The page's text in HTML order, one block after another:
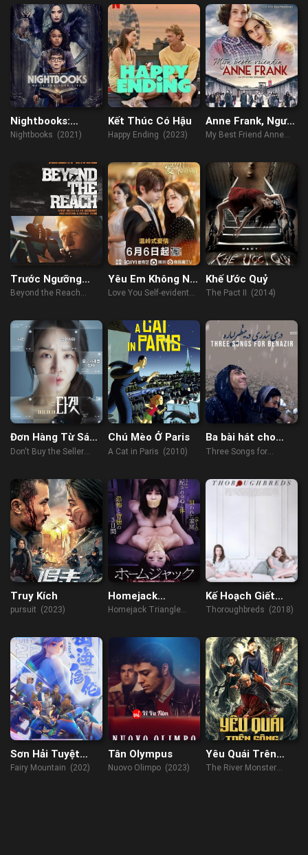
Nightbooks:
Chuyện Kinh Dị
Nightbooks (2021)
Kết Thúc Có Hậu
Happy Ending (2023)
Anne Frank, Người
Bạn Yêu Quý Của
My Best Friend Anne
Trước Ngưỡng
Chịu Đựng
Beyond the Reach
Yêu Em Không Nói
Cũng Hiểu
Love You Self-evident
Khế Ước Quỷ
The Pact II (2014)
Đơn Hàng Từ Sát
Nhân
Don't Buy the Seller
Chú Mèo Ở Paris
A Cat in Paris (2010)
Ba bài hát cho
Benazir
Three Songs for
Truy Kích
pursuit (2023)
Homejack
Triangle
Homejack Triangle
Kế Hoạch Giết
Dượng
Thoroughbreds (2018)
Sơn Hải Tuyệt
Luân
Fairy Mountain (202)
Tân Olympus
Nuovo Olimpo (2023)
Yêu Quái Trên
Sông
The River Monster